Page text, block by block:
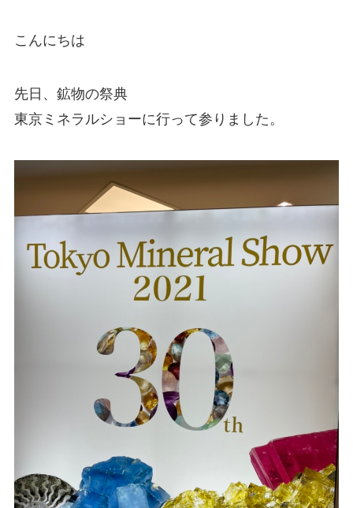
こんにちは
先日、鉱物の祭典
東京ミネラルショーに行って参りました。